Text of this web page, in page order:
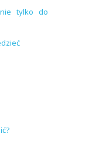
tylko do